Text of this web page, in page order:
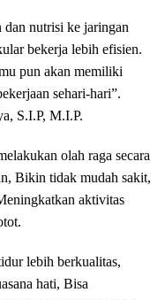
dan nutrisi ke jaringan
bekerja lebih efisien.
pun akan memiliki
sehari-hari”.
S.I.P, M.I.P.
olah raga secara
Bikin tidak mudah sakit,
aktivitas
lebih berkualitas,
hati, Bisa